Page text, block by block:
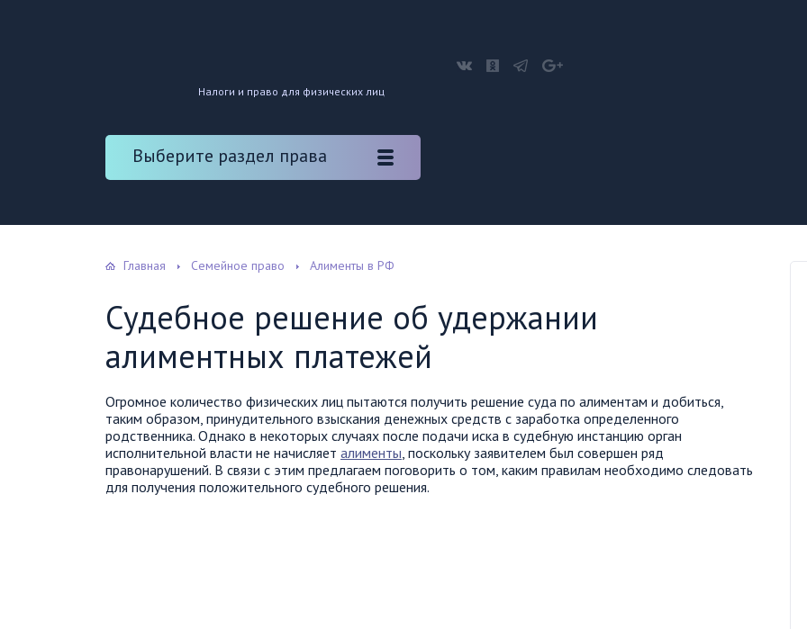
Налоги и право для физических лиц
Выберите раздел права
Главная Семейное право Алименты в РФ
Судебное решение об удержании
алиментных платежей
Огромное количество физических лиц пытаются получить решение суда по алиментам и добиться,
таким образом, принудительного взыскания денежных средств с заработка определенного
родственника. Однако в некоторых случаях после подачи иска в судебную инстанцию орган
исполнительной власти не начисляет алименты, поскольку заявителем был совершен ряд
правонарушений. В связи с этим предлагаем поговорить о том, каким правилам необходимо следовать
для получения положительного судебного решения.